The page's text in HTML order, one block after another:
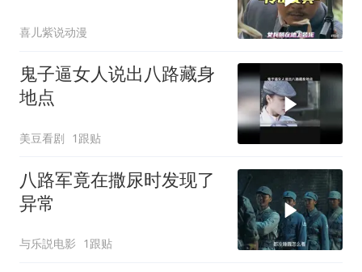
喜儿紫说动漫
鬼子逼女人说出八路藏身
地点
美豆看剧 1跟贴
八路军竟在撒尿时发现了
异常
与乐説电影 1跟贴